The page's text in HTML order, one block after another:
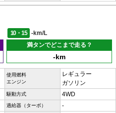
10・15
-km/L
満タンでどこまで走る？
-km
使用燃料
エンジン
レギュラー
ガソリン
駆動方式 4WD
過給器（ターボ） -